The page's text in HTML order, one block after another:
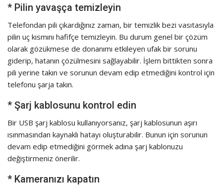
* Pilin yavaşça temizleyin
Telefondan pili çıkardığınız zaman, bir temizlik bezi vasıtasıyla
pilin uç kısmını hafifçe temizleyin. Bu durum genel bir çözüm
olarak gözükmese de donanımı etkileyen ufak bir sorunu
giderip, hatanın çözülmesini sağlayabilir. İşlem bittikten sonra
pili yerine takın ve sorunun devam edip etmediğini kontrol için
telefonu şarja takın.
* Şarj kablosunu kontrol edin
Bir USB şarj kablosu kullanıyorsanız, şarj kablosunun aşırı
ısınmasından kaynaklı hatayı oluşturabilir. Bunun için sorunun
devam edip etmediğini görmek adına şarj kablonuzu
değiştirmeniz önerilir.
* Kameranızı kapatın